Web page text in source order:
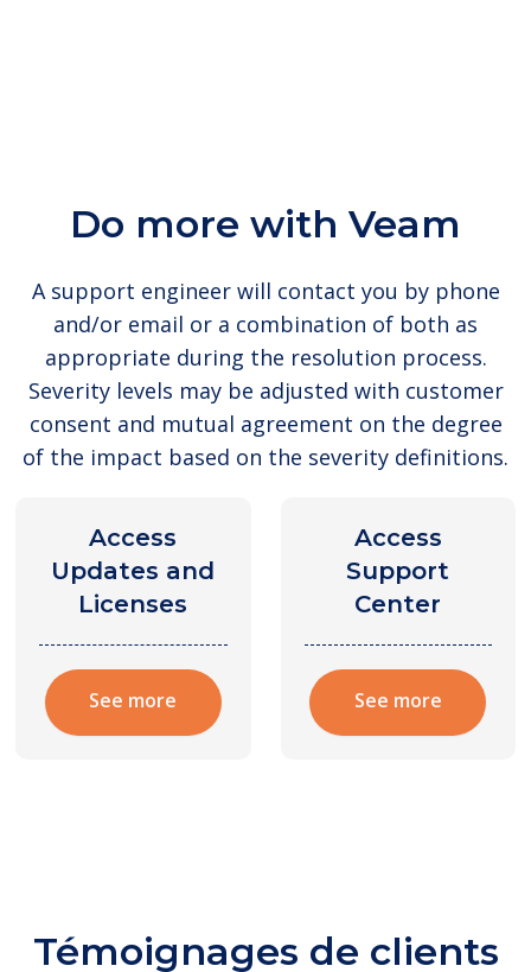
Do more with Veam
A support engineer will contact you by phone
and/or email or a combination of both as
appropriate during the resolution process.
Severity levels may be adjusted with customer
consent and mutual agreement on the degree
of the impact based on the severity definitions.
Access
Updates and
Licenses
See more
Access
Support
Center
See more
Témoignages de clients